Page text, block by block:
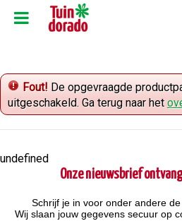
r
o
n
e
Fout! De opgevraagde
uitgeschakeld. Ga terug naar het
undefined
Onze nieuwsbrief
Schrijf je in voor onder andere
Wij slaan jouw gegevens secuur op